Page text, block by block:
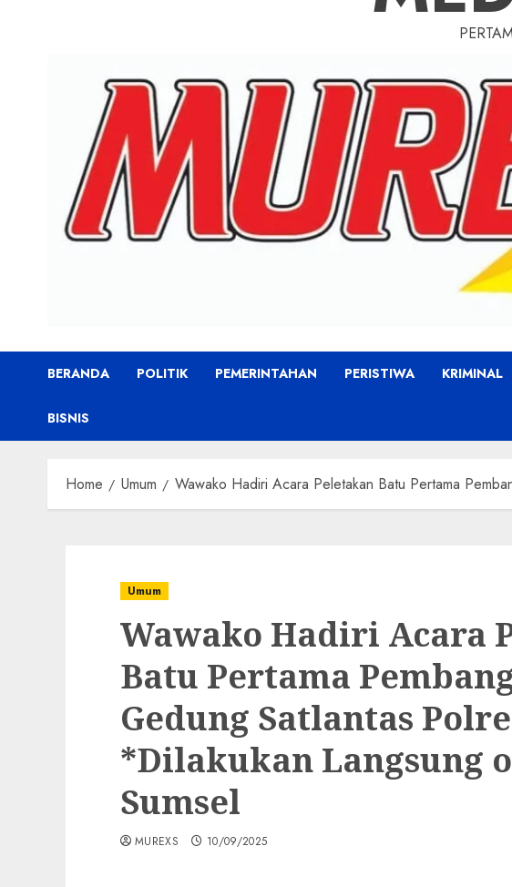
BERANDA POLITIK PEMERINTAHAN PERISTIWA KRIMINAL
BISNIS
Home Umum Wawako Hadiri Acara Peletakan Batu Pertama
Umum
Wawako Hadiri Acara
Batu Pertama
Gedung Satlantas
*Dilakukan Langsung
Sumsel
MUREXS 10/09/2025